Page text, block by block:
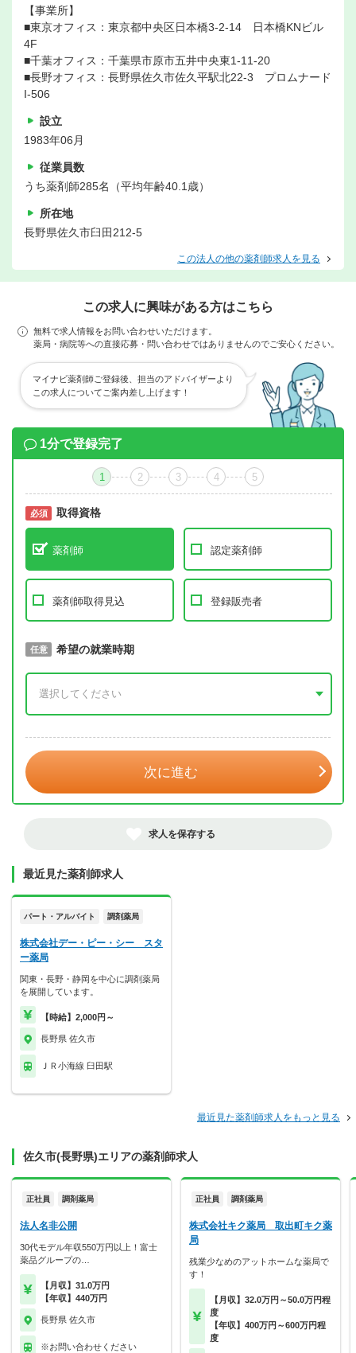
【事業所】
■東京オフィス：東京都中央区日本橋3-2-14 日本橋KNビル
4F
■千葉オフィス：千葉県市原市五井中央東1-11-20
■長野オフィス：長野県佐久市佐久平駅北22-3 プロムナード
I-506
設立
1983年06月
従業員数
うち薬剤師285名（平均年齢40.1歳）
所在地
長野県佐久市臼田212-5
この法人の他の薬剤師求人を見る
この求人に興味がある方はこちら
無料で求人情報をお問い合わせいただけます。
薬局・病院等への直接応募・問い合わせではありませんのでご安心ください。
マイナビ薬剤師ご登録後、担当のアドバイザーより
この求人についてご案内差し上げます！
1分で登録完了
1 2 3 4 5
必須 取得資格
薬剤師 認定薬剤師
薬剤師取得見込 登録販売者
必須 取得予定年
任意 希望の就業時期
次に進む
求人を保存する
最近見た薬剤師求人
パート・アルバイト 調剤薬局
株式会社デー・ピー・シー スタ
ー薬局
関東・長野・静岡を中心に調剤薬局
を展開しています。
【時給】2,000円～
長野県 佐久市
ＪＲ小海線 臼田駅
最近見た薬剤師求人をもっと見る
佐久市(長野県)エリアの薬剤師求人
正社員 調剤薬局
法人名非公開
30代モデル年収550万円以上！富士
薬品グループの…
【月収】31.0万円
【年収】440万円
長野県 佐久市
※お問い合わせください
正社員 調剤薬局
株式会社キク薬局 取出町キク薬
局
残業少なめのアットホームな薬局で
す！
【月収】32.0万円～50.0万円程
度
【年収】400万円～600万円程
度